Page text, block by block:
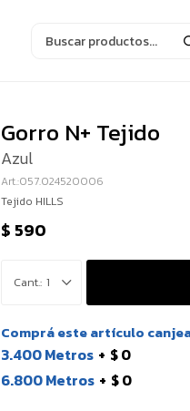
Gorro N+ Tejido
Azul
057.024520006
Tejido HILLS
$ 590
1
Comprá este artículo
3.400 Metros $ 0
6.800 Metros $ 0